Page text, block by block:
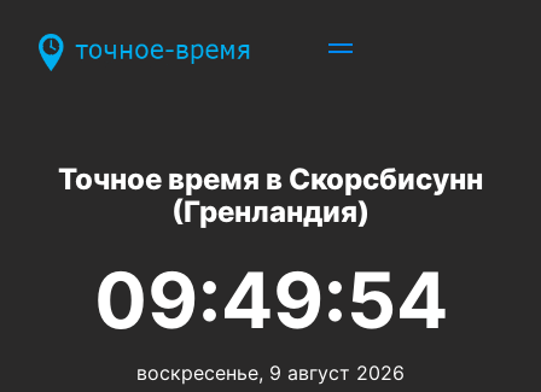
Точное время в Скорсбисунн
(Гренландия)
09:49:54
воскресенье, 9 август 2026